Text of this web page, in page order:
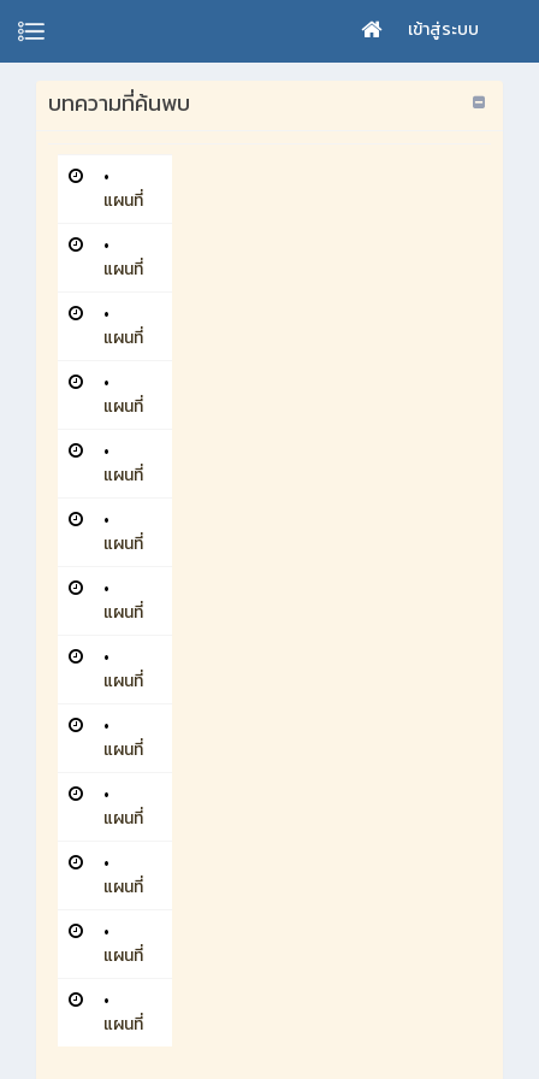
เข้าสู่ระบบ
บทความที่ค้นพบ
•
แผนที่
•
แผนที่
•
แผนที่
•
แผนที่
•
แผนที่
•
แผนที่
•
แผนที่
•
แผนที่
•
แผนที่
•
แผนที่
•
แผนที่
•
แผนที่
•
แผนที่